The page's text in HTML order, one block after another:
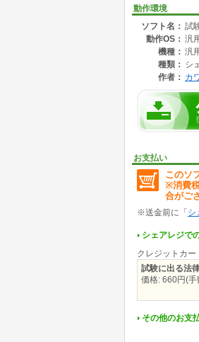
この法律・法令
を調整していま
※1 纏める過去
(覚えるべき条
逆に回数が少
※2 調整が妥当
証しています。
動作環境
ソフト名： 試
動作OS： 汎
機種： 汎
種類： シ
作者： カ
お支払い
このソ
※消費
合がご
※送金前に「 シ
シェアレジで
クレジットカー
試験に出る法
価格: 660円(
その他のお支